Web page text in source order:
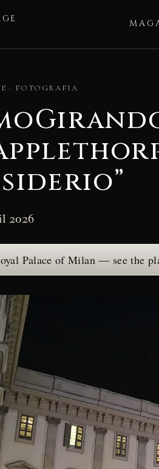
· FOTOGRAFIA
2026
Palace of Milan — see the